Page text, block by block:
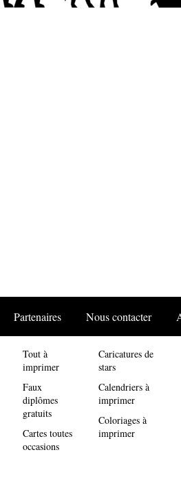
Partenaires Nous contacter
Tout à
imprimer
Faux
diplômes
gratuits
Cartes toutes
occasions
Caricatures de
stars
Calendriers à
imprimer
Coloriages à
imprimer